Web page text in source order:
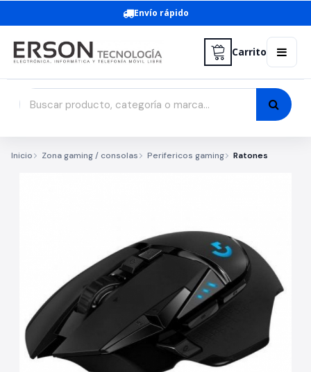
Envío rápido
Carrito
Inicio Zona gaming / consolas Perifericos gaming Ratones